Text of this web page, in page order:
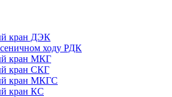
кран ДЭК
ходу РДК
кран МКГ
кран СКГ
кран МКГС
кран КС